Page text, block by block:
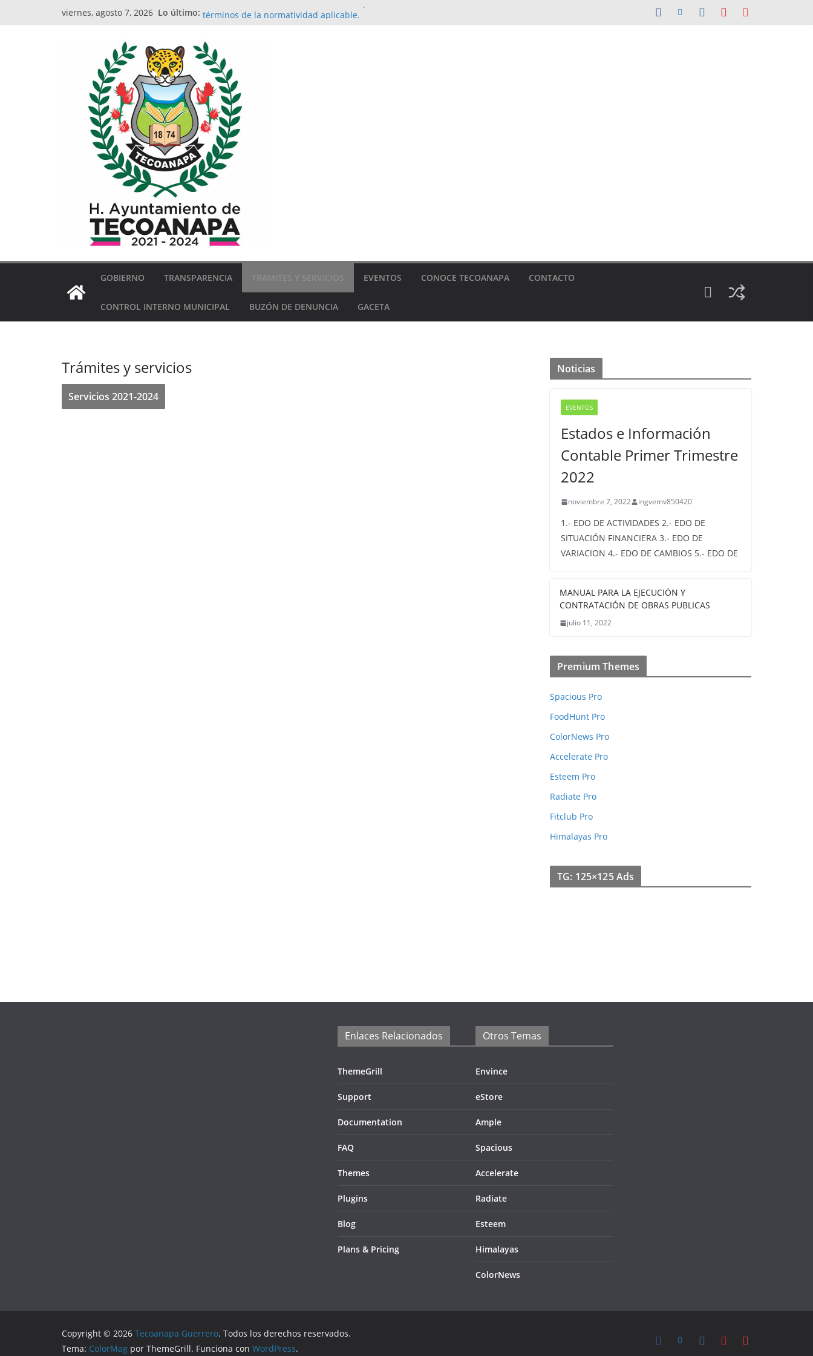
viernes, agosto 7, 2026 Lo último: XXII. La información relativa a la deuda pública, en
términos de la normatividad aplicable.
MANUAL PARA LA EJECUCIÓN Y CONTRATACIÓN DE OBRAS
PUBLICAS
Ejercicio Fiscal 2021
CUMPLIMIENTO DE LA LEY DE TRANSPARENCIA Y ACCESO A
LA INFORMACIÓN PÚBLICA DEL ESTADO DE GUERRERO
GOBIERNO TRANSPARENCIA EVENTOS CONOCE TECOANAPA CONTACTO
CONTROL INTERNO MUNICIPAL BUZÓN DE DENUNCIA GACETA
Trámites y servicios
Servicios 2021-2024
Noticias
EVENTOS
Estados e Información
Contable Primer Trimestre
2022
noviembre 7, 2022 ingvemv850420
1.- EDO DE ACTIVIDADES 2.- EDO DE
SITUACIÓN FINANCIERA 3.- EDO DE
VARIACION 4.- EDO DE CAMBIOS 5.- EDO DE
MANUAL PARA LA EJECUCIÓN Y
CONTRATACIÓN DE OBRAS PUBLICAS
julio 11, 2022
Premium Themes
Spacious Pro
FoodHunt Pro
ColorNews Pro
Accelerate Pro
Esteem Pro
Radiate Pro
Fitclub Pro
Himalayas Pro
TG: 125×125 Ads
Enlaces Relacionados
ThemeGrill
Support
Documentation
FAQ
Themes
Plugins
Blog
Plans & Pricing
Otros Temas
Envince
eStore
Ample
Spacious
Accelerate
Radiate
Esteem
Himalayas
ColorNews
Copyright © 2026 Tecoanapa Guerrero. Todos los derechos reservados.
Tema: ColorMag por ThemeGrill. Funciona con WordPress.